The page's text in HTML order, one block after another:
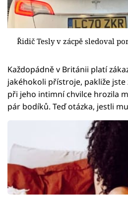
Řidič Tesly v zácpě sledoval
Každopádně v Británii platí
jakéhokoli přístroje, pakliže jste
při jeho intimní chvilce hrozila
pár bodíků. Teď otázka, jestli